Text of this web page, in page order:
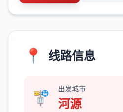
📍 线路信息
🚏 出发城市
河源